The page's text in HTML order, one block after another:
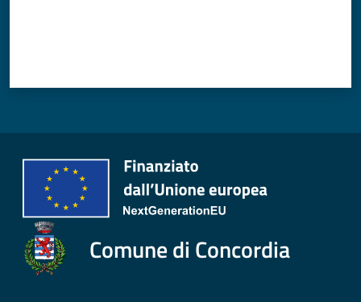
Comune di Concordia